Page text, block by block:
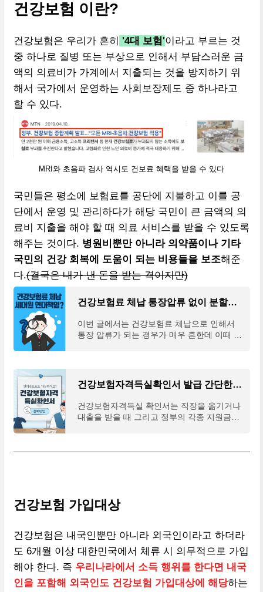
건강보험 이란?
건강보험은 우리가 흔히 '4대 보험'이라고 부르는 것
중 하나로 질병 또는 부상으로 인해서 부담스러운 금
액의 의료비가 가계에서 지출되는 것을 방지하기 위
해서 국가에서 운영하는 사회보장제도 중 하나라고
할 수 있다.
MRI와 초음파 검사 역시도 건보료 혜택을 받을 수 있다
국민들은 평소에 보험료를 공단에 지불하고 이를 공
단에서 운영 및 관리하다가 해당 국민이 큰 금액의 의
료비 지출을 해야 할 때 의료 서비스를 받을 수 있도록
해주는 것이다. 병원비뿐만 아니라 의약품이나 기타
국민의 건강 회복에 도움이 되는 비용들을 보조해준
다.(결국은 내가 낸 돈을 받는 격이지만)
건강보험료 체납 통장압류 없이 분할납부 하는 방법
이번 글에서는 건강보험료 체납으로 인해서
통장 압류가 되는 경우가 매우 흔한데 이때 통
건강보험자격득실확인서 발급 간단한 방법 2가지(+인터넷 휴대폰)
건강보험자격득실 확인서는 직장을 옮기거나
대출을 받을 때 그리고 정부의 각종 지원금이
건강보험자
건강보험 가입대상
건강보험은 내국인뿐만 아니라 외국인이라고 하더라
도 6개월 이상 대한민국에서 체류 시 의무적으로 가입
해야 한다. 즉 우리나라에서 소득 행위를 한다면 내국
인을 포함해 외국인도 건강보험 가입대상에 해당하는